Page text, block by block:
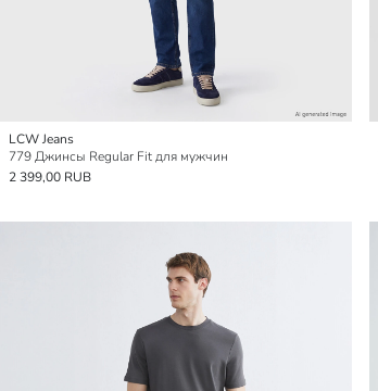
LCW Jeans
779 Джинсы Regular Fit для мужчин
2 399,00 RUB